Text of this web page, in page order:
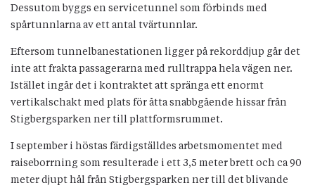
Dessutom byggs en servicetunnel som förbinds med
spårtunnlarna av ett antal tvärtunnlar.
Eftersom tunnelbanestationen ligger på rekorddjup går det
inte att frakta passagerarna med rulltrappa hela vägen ner.
Istället ingår det i kontraktet att spränga ett enormt
vertikalschakt med plats för åtta snabbgående hissar från
Stigbergsparken ner till plattformsrummet.
I september i höstas färdigställdes arbetsmomentet med
raiseborrning som resulterade i ett 3,5 meter brett och ca 90
meter djupt hål från Stigbergsparken ner till det blivande